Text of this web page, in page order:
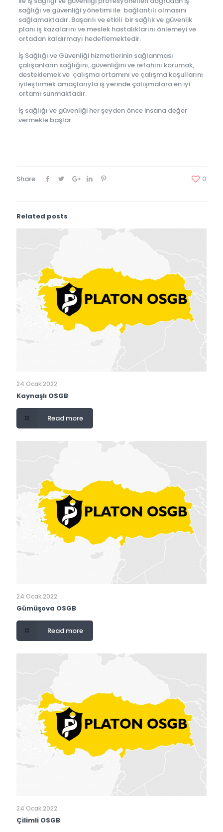
sağlığı ve güvenliği yönetimi ile bağlantılı olmasını
sağlamaktadır. Başarılı ve etkili bir sağlık ve güvenlik
planı iş kazalarını ve meslek hastalıklarını önlemeyi ve
ortadan kaldırmayı hedeflemektedir.
İş Sağlığı ve Güvenliği hizmetlerinin sağlanması
çalışanların sağlığını, güvenliğini ve refahını korumak,
desteklemek ve çalışma ortamını ve çalışma koşullarını
iyileştirmek amaçlarıyla iş yerinde çalışmalara en iyi
ortamı sunmaktadır.
İş sağlığı ve güvenliği her şeyden önce insana değer
vermekle başlar.
Share 0
Related posts
24 Ocak 2022
Kaynaşlı OSGB
Read more
24 Ocak 2022
Gümüşova OSGB
Read more
24 Ocak 2022
Çilimli OSGB